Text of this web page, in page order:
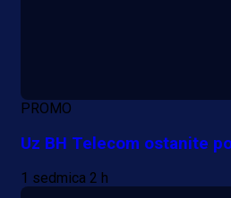
PROMO
Uz BH Telecom ostanite
1 sedmica 2 h